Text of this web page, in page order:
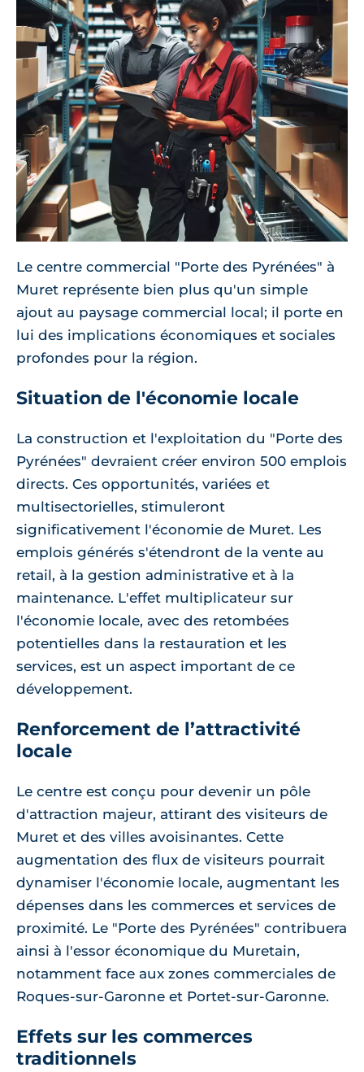
Le centre commercial "Porte des Pyrénées" à
Muret représente bien plus qu'un simple
ajout au paysage commercial local; il porte en
lui des implications économiques et sociales
profondes pour la région.
Situation de l'économie locale
La construction et l'exploitation du "Porte des
Pyrénées" devraient créer environ 500 emplois
directs. Ces opportunités, variées et
multisectorielles, stimuleront
significativement l'économie de Muret. Les
emplois générés s'étendront de la vente au
retail, à la gestion administrative et à la
maintenance. L'effet multiplicateur sur
l'économie locale, avec des retombées
potentielles dans la restauration et les
services, est un aspect important de ce
développement.
Renforcement de l’attractivité
locale
Le centre est conçu pour devenir un pôle
d'attraction majeur, attirant des visiteurs de
Muret et des villes avoisinantes. Cette
augmentation des flux de visiteurs pourrait
dynamiser l'économie locale, augmentant les
dépenses dans les commerces et services de
proximité. Le "Porte des Pyrénées" contribuera
ainsi à l'essor économique du Muretain,
notamment face aux zones commerciales de
Roques-sur-Garonne et Portet-sur-Garonne.
Effets sur les commerces
traditionnels